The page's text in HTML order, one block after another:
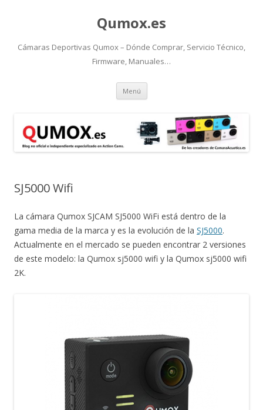
Qumox.es
Cámaras Deportivas Qumox – Dónde Comprar, Servicio Técnico,
Firmware, Manuales…
Menú Ir
contenido
SJ5000 Wifi
La cámara Qumox SJCAM SJ5000 WiFi está dentro de la
gama media de la marca y es la evolución de la SJ5000.
Actualmente en el mercado se pueden encontrar 2 versiones
de este modelo: la Qumox sj5000 wifi y la Qumox sj5000 wifi
2K.